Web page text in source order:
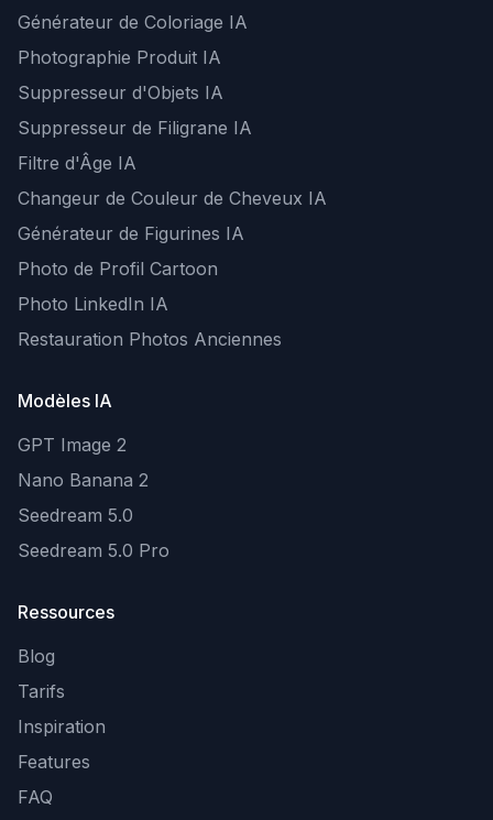
Générateur de Coloriage IA
Photographie Produit IA
Suppresseur d'Objets IA
Suppresseur de Filigrane IA
Filtre d'Âge IA
Changeur de Couleur de Cheveux IA
Générateur de Figurines IA
Photo de Profil Cartoon
Photo LinkedIn IA
Restauration Photos Anciennes
Modèles IA
GPT Image 2
Nano Banana 2
Seedream 5.0
Seedream 5.0 Pro
Ressources
Blog
Tarifs
Inspiration
Features
FAQ